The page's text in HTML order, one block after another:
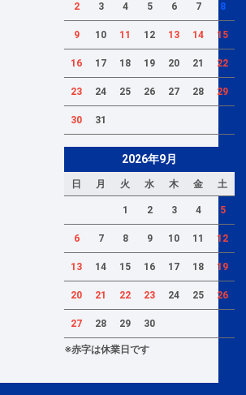
2 3 4 5 6 7 8
9 10 11 12 13 14 15
16 17 18 19 20 21 22
23 24 25 26 27 28 29
30 31
2026年9月
日 月 火 水 木 金 土
1 2 3 4 5
6 7 8 9 10 11 12
13 14 15 16 17 18 19
20 21 22 23 24 25 26
27 28 29 30
※赤字は休業日です